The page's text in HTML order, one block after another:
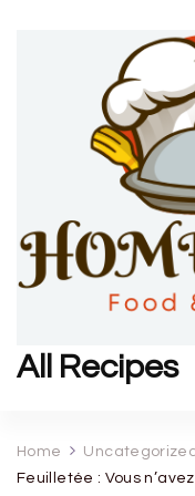
All Recipes
Home Uncategorized
Feuilletée : Vous